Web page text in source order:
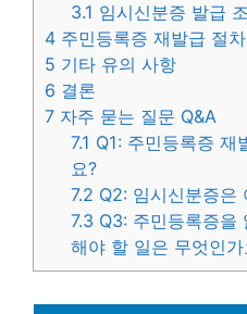
3.1 임시신분증 발급
4 주민등록증 재발급 절
5 기타 유의 사항
6 결론
7 자주 묻는 질문 Q&A
7.1 Q1: 주민등록증 재
요?
7.2 Q2: 임시신분증은
7.3 Q3: 주민등록증을
해야 할 일은 무엇인가